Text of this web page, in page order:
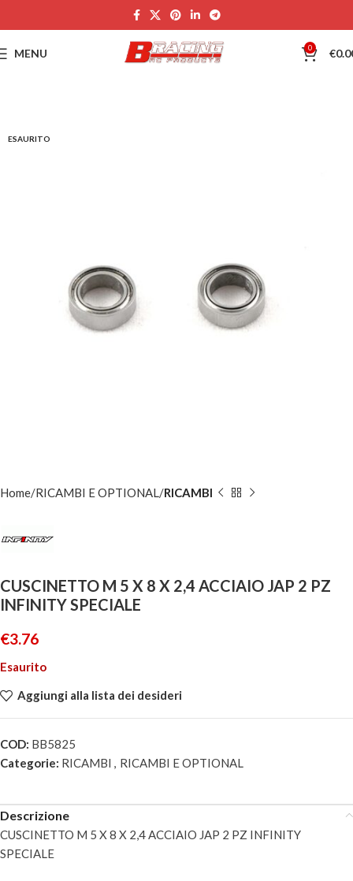
MENU 0 €
ESAURITO
Home RICAMBI E OPTIONAL RICAMBI
CUSCINETTO M 5 X 8 X 2,4 ACCIAIO JAP 2 PZ
INFINITY SPECIALE
€3.76
Esaurito
Aggiungi alla lista dei desideri
COD: BB5825
Categorie: RICAMBI , RICAMBI E OPTIONAL
Descrizione
CUSCINETTO M 5 X 8 X 2,4 ACCIAIO JAP 2 PZ INFINITY
SPECIALE